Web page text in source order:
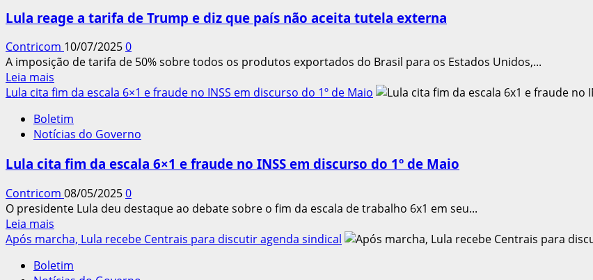
de
para
tarifas
impostas
pelos
EUA
Lula reage a tarifa de Trump e diz que país não aceita tutela externa
Contricom 10/07/20250
A imposição de tarifa de 50% sobre todos os produtos exportados do Brasil para os Estados Unidos,...
Leia mais
mais
Lula
reage
tarifa
Trump
e
diz
que
país
não
Lula cita fim da escala 6×1 e fraude no INSS em discurso do 1º de Maio
Boletim
Notícias do Governo
Lula cita fim da escala 6×1 e fraude no INSS em discurso do 1º de Maio
Contricom 08/05/20250
O presidente Lula deu destaque ao debate sobre o fim da escala de trabalho 6x1 em seu...
Leia mais
mais
Lula
Após marcha, Lula recebe Centrais para discutir agenda sindical
Boletim